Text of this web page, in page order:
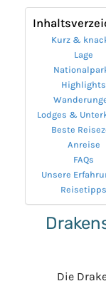
Kurz &
Lage
Highlights
Lodges &
Beste
Anreise
FAQs
Unsere
Reisetipps
Die